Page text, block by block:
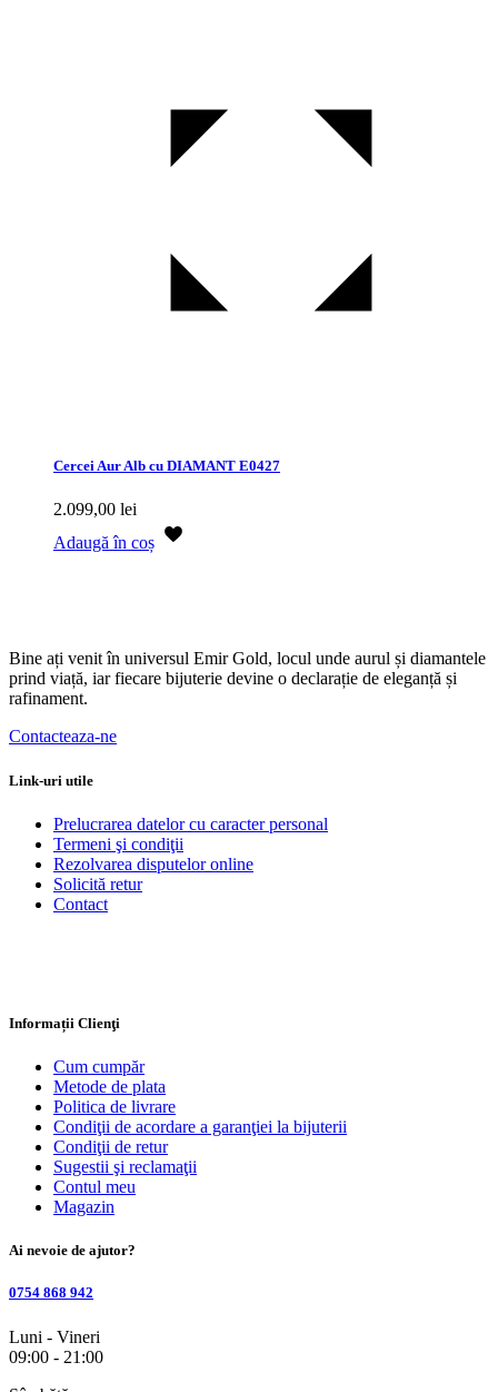
Cercei Aur Alb cu DIAMANT E0427
2.099,00 lei
Adaugă în coș
Bine ați venit în universul Emir Gold, locul unde aurul și diamantele
prind viață, iar fiecare bijuterie devine o declarație de eleganță și
rafinament.
Contacteaza-ne
Link-uri utile
Prelucrarea datelor cu caracter personal
Termeni şi condiţii
Rezolvarea disputelor online
Solicită retur
Contact
Informații Clienţi
Cum cumpăr
Metode de plata
Politica de livrare
Condiţii de acordare a garanţiei la bijuterii
Condiţii de retur
Sugestii şi reclamaţii
Contul meu
Magazin
Ai nevoie de ajutor?
0754 868 942
Luni - Vineri
09:00 - 21:00